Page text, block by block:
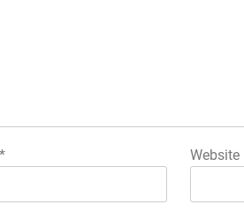
* Website